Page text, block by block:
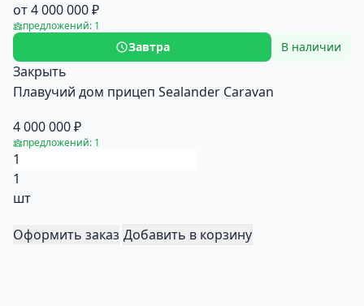
от 4 000 000 ₽
предложений: 1
Завтра В наличии
Закрыть
Плавучий дом прицеп Sealander Caravan
4 000 000 ₽
предложений: 1
1
шт
Оформить заказ Добавить в корзину